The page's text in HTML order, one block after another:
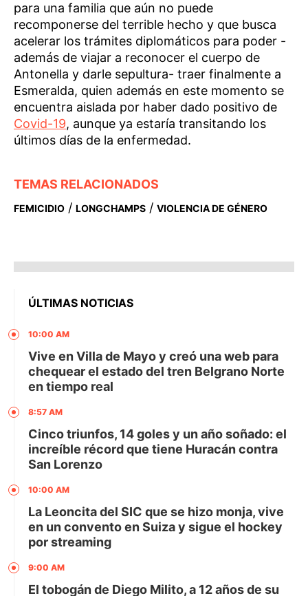
para una familia que aún no puede
recomponerse del terrible hecho y que busca
acelerar los trámites diplomáticos para poder -
además de viajar a reconocer el cuerpo de
Antonella y darle sepultura- traer finalmente a
Esmeralda, quien además en este momento se
encuentra aislada por haber dado positivo de
Covid-19, aunque ya estaría transitando los
últimos días de la enfermedad.
TEMAS RELACIONADOS
FEMICIDIO / LONGCHAMPS / VIOLENCIA DE GÉNERO
ÚLTIMAS NOTICIAS
10:00 AM
Vive en Villa de Mayo y creó una web para
chequear el estado del tren Belgrano Norte
en tiempo real
8:57 AM
Cinco triunfos, 14 goles y un año soñado: el
increíble récord que tiene Huracán contra
San Lorenzo
10:00 AM
La Leoncita del SIC que se hizo monja, vive
en un convento en Suiza y sigue el hockey
por streaming
9:00 AM
El tobogán de Diego Milito, a 12 años de su